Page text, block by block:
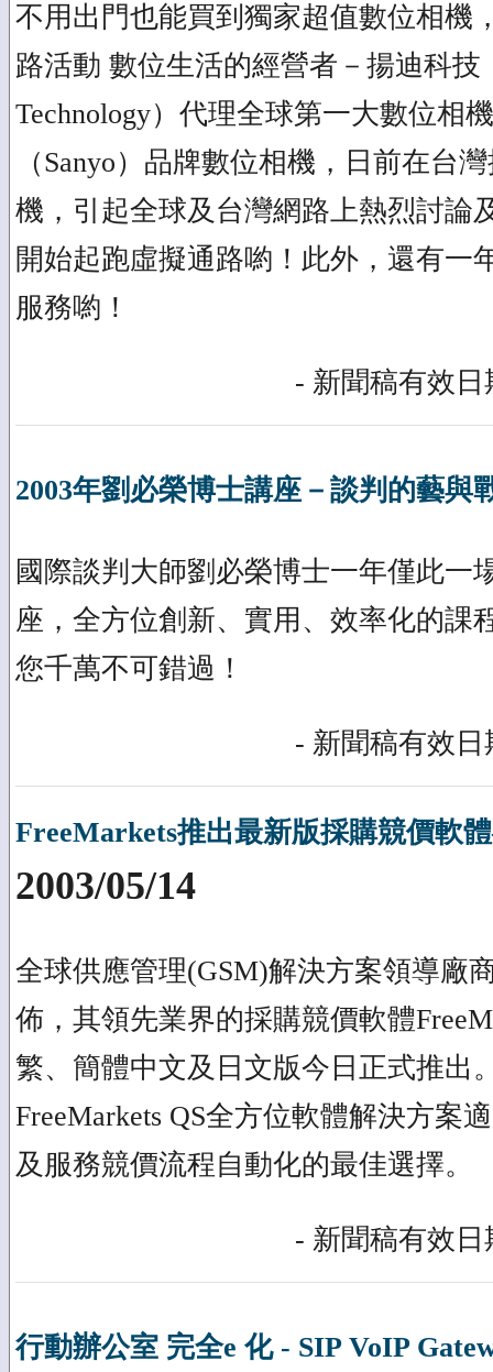
不用出門也能買到獨家超值數位相機
路活動 數位生活的經營者－揚迪科技
Technology）代理全球第一大數位相
（Sanyo）品牌數位相機，日前在台
機，引起全球及台灣網路上熱烈討論
開始起跑虛擬通路喲！此外，還有一
服務喲！
- 新聞稿有效日
2003年劉必榮博士講座－談判的藝與
國際談判大師劉必榮博士一年僅此一
座，全方位創新、實用、效率化的課
您千萬不可錯過！
- 新聞稿有效日
FreeMarkets推出最新版採購競價軟
2003/05/14
全球供應管理(GSM)解決方案領導廠
佈，其領先業界的採購競價軟體
繁、簡體中文及日文版今日正式推出
FreeMarkets QS全方位軟體解決方案
及服務競價流程自動化的最佳選擇。
- 新聞稿有效日
行動辦公室 完全e 化 - SIP VoIP